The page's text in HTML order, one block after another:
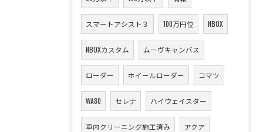
スマートアシスト３ 100万円位 NBOX
NBOXカスタム ムーヴキャンバス
ローダー ホイールローダー コマツ
WA80 セレナ ハイウェイスター
車内クリーニング施工済み アクア